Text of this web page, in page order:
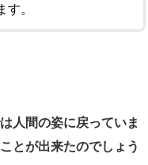
す。
人間の姿に戻っていま
とが出来たのでしょう